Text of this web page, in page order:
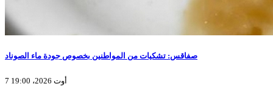
صفاقس: تشكيات من المواطنين بخصوص جودة ماء الصوناد
7 أوت 2026، 19:00